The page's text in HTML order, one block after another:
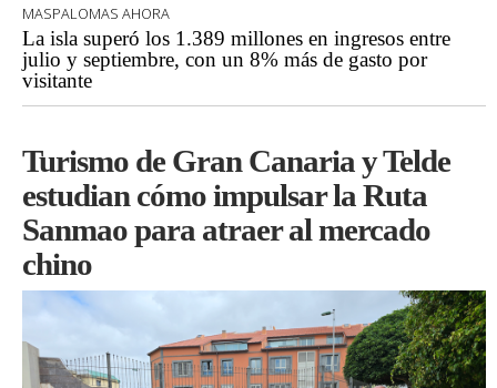
MASPALOMAS AHORA
La isla superó los 1.389 millones en ingresos entre
julio y septiembre, con un 8% más de gasto por
visitante
Turismo de Gran Canaria y Telde
estudian cómo impulsar la Ruta
Sanmao para atraer al mercado
chino